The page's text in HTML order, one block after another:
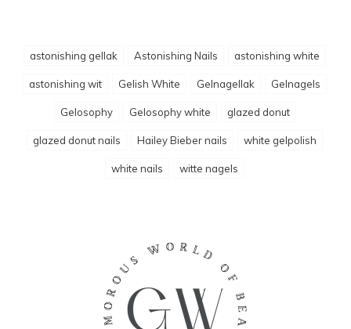
astonishing gellak Astonishing Nails astonishing white
astonishing wit Gelish White Gelnagellak Gelnagels
Gelosophy Gelosophy white glazed donut
glazed donut nails Hailey Bieber nails white gelpolish
white nails witte nagels